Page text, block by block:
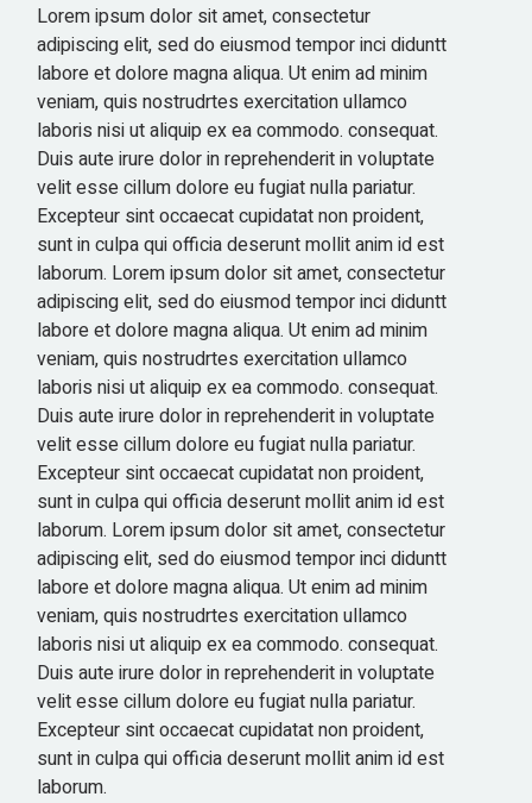
Lorem ipsum dolor sit amet, consectetur
adipiscing elit, sed do eiusmod tempor inci diduntt
labore et dolore magna aliqua. Ut enim ad minim
veniam, quis nostrudrtes exercitation ullamco
laboris nisi ut aliquip ex ea commodo. consequat.
Duis aute irure dolor in reprehenderit in voluptate
velit esse cillum dolore eu fugiat nulla pariatur.
Excepteur sint occaecat cupidatat non proident,
sunt in culpa qui officia deserunt mollit anim id est
laborum. Lorem ipsum dolor sit amet, consectetur
adipiscing elit, sed do eiusmod tempor inci diduntt
labore et dolore magna aliqua. Ut enim ad minim
veniam, quis nostrudrtes exercitation ullamco
laboris nisi ut aliquip ex ea commodo. consequat.
Duis aute irure dolor in reprehenderit in voluptate
velit esse cillum dolore eu fugiat nulla pariatur.
Excepteur sint occaecat cupidatat non proident,
sunt in culpa qui officia deserunt mollit anim id est
laborum. Lorem ipsum dolor sit amet, consectetur
adipiscing elit, sed do eiusmod tempor inci diduntt
labore et dolore magna aliqua. Ut enim ad minim
veniam, quis nostrudrtes exercitation ullamco
laboris nisi ut aliquip ex ea commodo. consequat.
Duis aute irure dolor in reprehenderit in voluptate
velit esse cillum dolore eu fugiat nulla pariatur.
Excepteur sint occaecat cupidatat non proident,
sunt in culpa qui officia deserunt mollit anim id est
laborum.